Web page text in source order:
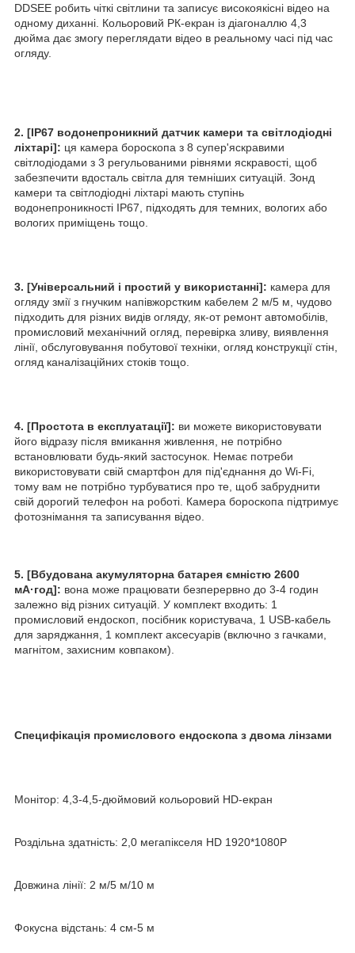
DDSEE робить чіткі світлини та записує високоякісні відео на
одному диханні. Кольоровий РК-екран із діагоналлю 4,3
дюйма дає змогу переглядати відео в реальному часі під час
огляду.
2. [IP67 водонепроникний датчик камери та світлодіодні
ліхтарі]: ця камера бороскопа з 8 супер'яскравими
світлодіодами з 3 регульованими рівнями яскравості, щоб
забезпечити вдосталь світла для темніших ситуацій. Зонд
камери та світлодіодні ліхтарі мають ступінь
водонепроникності IP67, підходять для темних, вологих або
вологих приміщень тощо.
3. [Універсальний і простий у використанні]: камера для
огляду змії з гнучким напівжорстким кабелем 2 м/5 м, чудово
підходить для різних видів огляду, як-от ремонт автомобілів,
промисловий механічний огляд, перевірка зливу, виявлення
лінії, обслуговування побутової техніки, огляд конструкції стін,
огляд каналізаційних стоків тощо.
4. [Простота в експлуатації]: ви можете використовувати
його відразу після вмикання живлення, не потрібно
встановлювати будь-який застосунок. Немає потреби
використовувати свій смартфон для під'єднання до Wi-Fi,
тому вам не потрібно турбуватися про те, щоб забруднити
свій дорогий телефон на роботі. Камера бороскопа підтримує
фотознімання та записування відео.
5. [Вбудована акумуляторна батарея ємністю 2600
мА·год]: вона може працювати безперервно до 3-4 годин
залежно від різних ситуацій. У комплект входить: 1
промисловий ендоскоп, посібник користувача, 1 USB-кабель
для заряджання, 1 комплект аксесуарів (включно з гачками,
магнітом, захисним ковпаком).
Специфікація промислового ендоскопа з двома лінзами
Монітор: 4,3-4,5-дюймовий кольоровий HD-екран
Роздільна здатність: 2,0 мегапікселя HD 1920*1080P
Довжина лінії: 2 м/5 м/10 м
Фокусна відстань: 4 см-5 м